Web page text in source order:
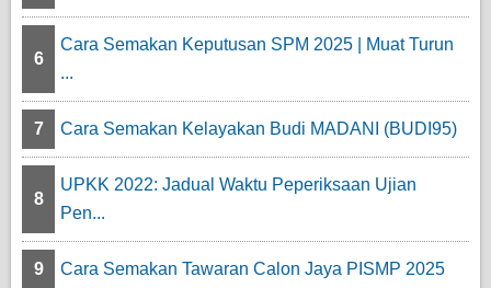
6
Cara Semakan Keputusan SPM 2025 | Muat Turun
...
7 Cara Semakan Kelayakan Budi MADANI (BUDI95)
8
UPKK 2022: Jadual Waktu Peperiksaan Ujian
Pen...
9 Cara Semakan Tawaran Calon Jaya PISMP 2025